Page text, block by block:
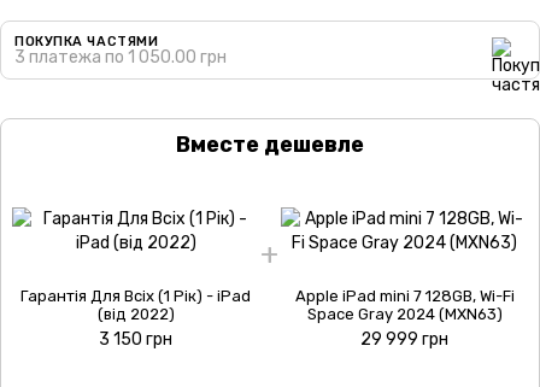
ПОКУПКА ЧАСТЯМИ
3 платежа по 1 050.00 грн
Вместе дешевле
Гарантія Для Всіх (1 Рік) - iPad
(від 2022)
3 150 грн
Apple iPad mini 7 128GB, Wi-Fi
Space Gray 2024 (MXN63)
29 999 грн